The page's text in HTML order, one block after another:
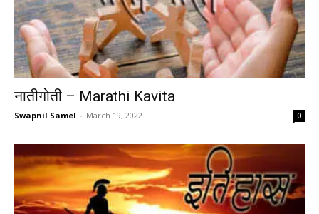
नातीगोती – Marathi Kavita
Swapnil Samel - March 19, 2022 0